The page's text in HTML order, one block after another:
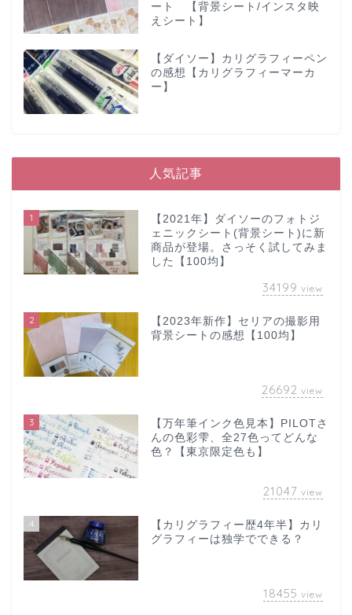
ート 【背景シート/インスタ映
えシート】
【ダイソー】カリグラフィーペン
の感想【カリグラフィーマーカ
ー】
人気記事
1
【2021年】ダイソーのフォトジ
ェニックシート(背景シート)に新
商品が登場。さっそく試してみま
した【100均】
34199 view
2
【2023年新作】セリアの撮影用
背景シートの感想【100均】
26692 view
3
【万年筆インク色見本】PILOTさ
んの色彩雫、全27色ってどんな
色？【東京限定色も】
21047 view
4
【カリグラフィー歴4年半】カリ
グラフィーは独学でできる？
18455 view